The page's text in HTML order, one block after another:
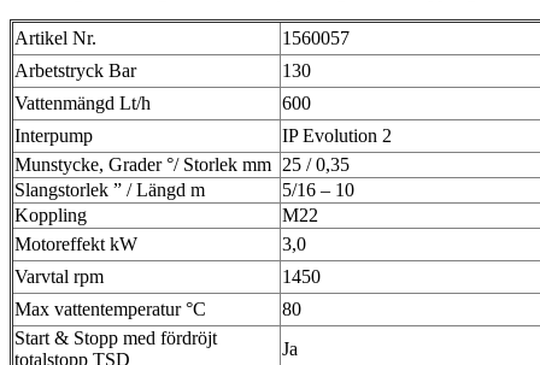
Artikel Nr.
1560057
Arbetstryck Bar
130
Vattenmängd Lt/h
600
Interpump
IP Evolution 2
Munstycke, Grader °/ Storlek mm 25 / 0,35
Slangstorlek ” / Längd m
5/16 – 10
Koppling
M22
Motoreffekt kW
3,0
Varvtal rpm
1450
Max vattentemperatur °C
80
Start & Stopp med fördröjt
totalstopp TSD
Ja